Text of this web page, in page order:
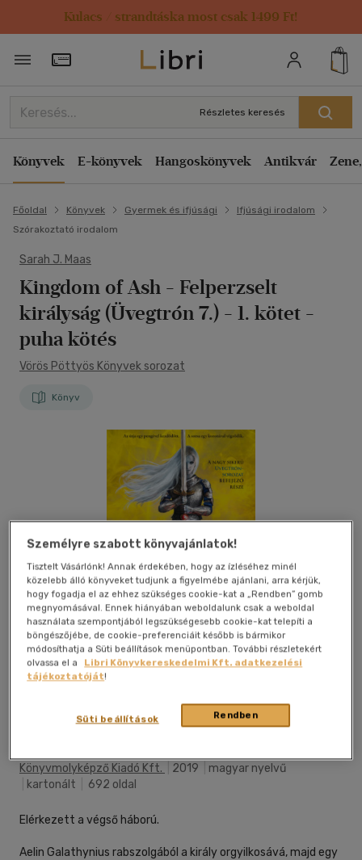
Kulacs / strandtáska most csak 1499 Ft!
Törzsvásárlói Kártya adatai
Részletes keresés
Könyvek E-könyvek Hangoskönyvek Antikvár
Főoldal Könyvek Gyermek és ifjúsági
Ifjúsági irodalom
Szórakoztató irodalom
Sarah J. Maas
Kingdom of Ash - Felperzselt
királyság (Üvegtrón 7.) - 1. kötet -
puha kötés
Vörös Pöttyös Könyvek sorozat
Könyv
Megosztom
Könyvmolyképző Kiadó Kft.
2019
magyar nyelvű
kartonált 692 oldal
Elérkezett a végső háború.
Aelin Galathynius rabszolgából a király orgyilkosává, majd egy
Személyre szabott könyvajánlatok!
Tisztelt Vásárlónk! Annak érdekében, hogy az ízléséhez minél
közelebb álló könyveket tudjunk a figyelmébe ajánlani, arra kérjük,
hogy fogadja el az ehhez szükséges cookie-kat a „Rendben” gomb
megnyomásával. Ennek hiányában weboldalunk csak a weboldal
használata szempontjából legszükségesebb cookie-kat telepíti a
böngészőjébe, de cookie-preferenciáit később is bármikor
módosíthatja a Süti beállítások menüpontban. További részletekért
olvassa el a
Libri Könyvkereskedelmi Kft. adatkezelési
tájékoztatóját!
Rendben
Süti beállítások